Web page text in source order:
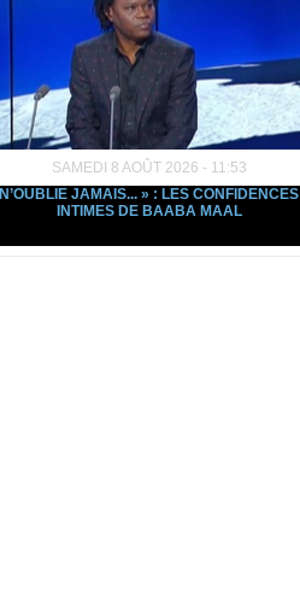
SAMEDI 8 AOÛT 2026 - 11:53
N’OUBLIE JAMAIS... » : LES CONFIDENCES
INTIMES DE BAABA MAAL